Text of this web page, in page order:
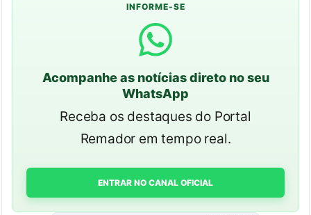
INFORME-SE
Acompanhe as notícias direto no seu
WhatsApp
Receba os destaques do Portal
Remador em tempo real.
ENTRAR NO CANAL OFICIAL